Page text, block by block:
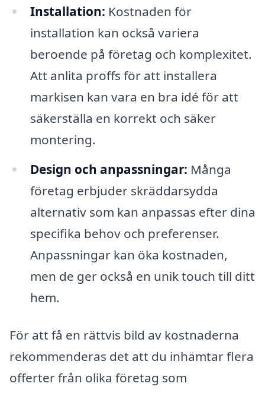
Installation: Kostnaden för
installation kan också variera
beroende på företag och komplexitet.
Att anlita proffs för att installera
markisen kan vara en bra idé för att
säkerställa en korrekt och säker
montering.
Design och anpassningar: Många
företag erbjuder skräddarsydda
alternativ som kan anpassas efter dina
specifika behov och preferenser.
Anpassningar kan öka kostnaden,
men de ger också en unik touch till ditt
hem.
För att få en rättvis bild av kostnaderna
rekommenderas det att du inhämtar flera
offerter från olika företag som